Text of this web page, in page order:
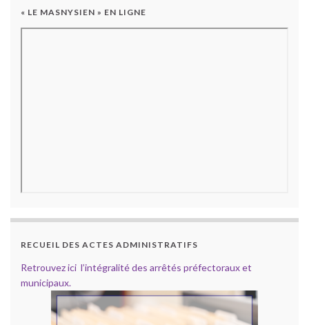
« LE MASNYSIEN » EN LIGNE
RECUEIL DES ACTES ADMINISTRATIFS
Retrouvez ici l’intégralité des arrêtés préfectoraux et
municipaux.